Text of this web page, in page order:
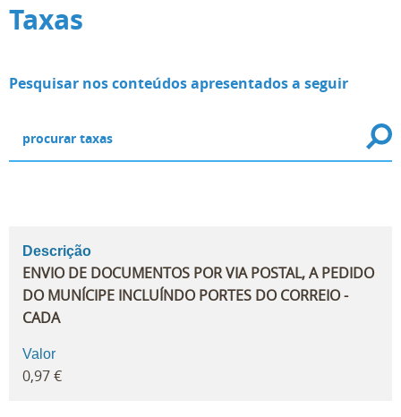
Taxas
Pesquisar nos conteúdos apresentados a seguir
Descrição
ENVIO DE DOCUMENTOS POR VIA POSTAL, A PEDIDO
DO MUNÍCIPE INCLUÍNDO PORTES DO CORREIO -
CADA
Valor
0,97 €